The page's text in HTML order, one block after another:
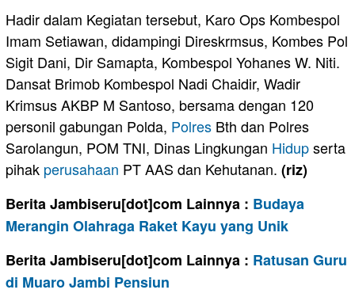
Hadir dalam Kegiatan tersebut, Karo Ops Kombespol
Imam Setiawan, didampingi Direskrmsus, Kombes Pol
Sigit Dani, Dir Samapta, Kombespol Yohanes W. Niti.
Dansat Brimob Kombespol Nadi Chaidir, Wadir
Krimsus AKBP M Santoso, bersama dengan 120
personil gabungan Polda, Polres Bth dan Polres
Sarolangun, POM TNI, Dinas Lingkungan Hidupserta
pihak perusahaan PT AAS dan Kehutanan. (riz)
Berita Jambiseru[dot]com Lainnya : Budaya
Merangin Olahraga Raket Kayu yang Unik
Berita Jambiseru[dot]com Lainnya : Ratusan Guru
di Muaro Jambi Pensiun